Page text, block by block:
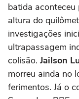
batida
altura do
investigações
ultrapassagem
colisão. Jailson
morreu ainda no
ferimentos. Já o